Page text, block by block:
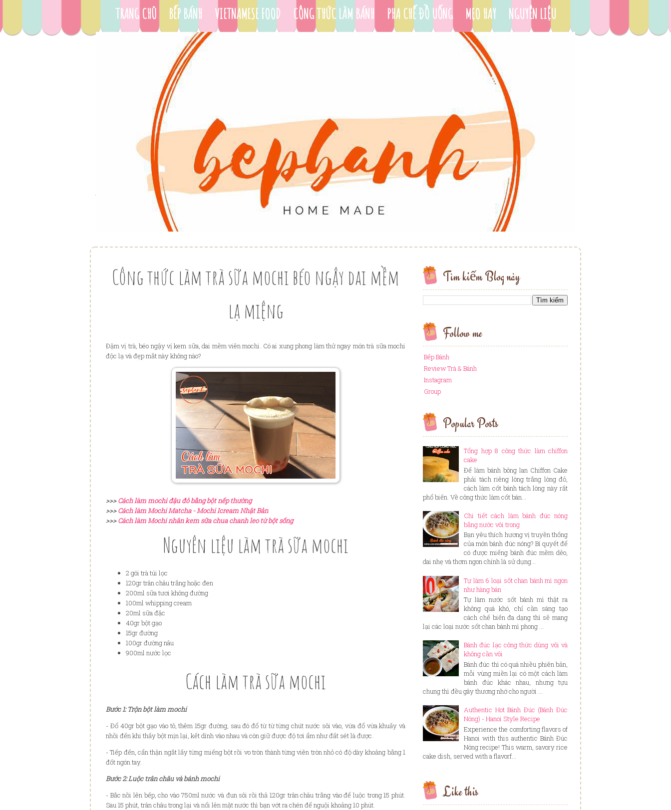
TRANG CHỦ BẾP BÁNH VIETNAMESE FOOD CÔNG THỨC LÀM BÁNH PHA CHẾ ĐỒ UỐNG MẸO HAY
NGUYÊN LIỆU
Công thức làm trà sữa mochi béo ngậy dai mềm
lạ miệng
Đậm vị trà, béo ngậy vị kem sữa, dai mềm viên mochi. Có ai xung phong làm thử ngay món trà sữa mochi
độc lạ và đẹp mắt này không nào?
>>>Cách làm mochi đậu đỏ bằng bột nếp thường
>>>Cách làm Mochi Matcha - Mochi Icream Nhật Bản
>>>Cách làm Mochi nhân kem sữa chua chanh leo từ bột sống
Nguyên liệu làm trà sữa mochi
2 gói trà túi lọc
120gr trân châu trắng hoặc đen
200ml sữa tươi không đường
100ml whipping cream
20ml sữa đặc
40gr bột gạo
15gr đường
100gr đường nâu
900ml nước lọc
Cách làm trà sữa mochi
Bước 1️: Trộn bột làm mochi
- Đổ 40gr bột gạo vào tô, thêm 15gr đường, sau đó đổ từ từ từng chút nước sôi vào, vừa đổ vừa khuấy và
nhồi đến khi thấy bột mịn lại, kết dính vào nhau và còn giữ được độ tơi ẩm như đất sét là được.
- Tiếp đến, cẩn thận ngắt lấy từng miếng bột rồi vo tròn thành từng viên tròn nhỏ có độ dày khoảng bằng 1
đốt ngón tay.
Bước 2️: Luộc trân châu và bánh mochi
- Bắc nồi lên bếp, cho vào 750ml nước và đun sôi rồi thả 120gr trân châu trắng vào để luộc trong 15 phút.
Sau 15 phút, trân châu trong lại và nổi lên mặt nước thì bạn vớt ra chén để nguội khoảng 10 phút.
Tìm kiếm Blog này
Follow me
Bếp Bánh
Review Trà & Bánh
Instagram
Group
Popular Posts
Tổng hợp 8 công thức làm chiffon
cake
Để làm bánh bông lan Chiffon Cake
phải tách riêng lòng trắng lòng đỏ,
cách làm cốt bánh tách lòng này rất
phổ biến. Về công thức làm cốt bán...
Chi tiết cách làm bánh đúc nóng
bằng nước vôi trong
Bạn yêu thích hương vị truyền thống
của món bánh đúc nóng? Bí quyết để
có được miếng bánh đúc mềm dẻo,
dai nhẹ và thơm ngon chính là sử dụng...
Tự làm 6 loại sốt chan bánh mì ngon
như hàng bán
Tự làm nước sốt bánh mì thật ra
không quá khó, chỉ cần sáng tạo
cách chế biến đa dạng thì sẽ mang
lại các loại nước sốt chan bánh mì phong ...
Bánh đúc lạc công thức dùng vôi và
không cần vôi
Bánh đúc thì có quá nhiều phiên bản,
mỗi vùng miền lại có một cách làm
bánh đúc khác nhau, nhưng tựu
chung thì đều gây thương nhớ cho người ...
Authentic Hot Bánh Đúc (Bánh Đúc
Nóng) - Hanoi Style Recipe
Experience the comforting flavors of
Hanoi with this authentic Bánh Đúc
Nóng recipe! This warm, savory rice
cake dish, served with a flavorf...
Like this